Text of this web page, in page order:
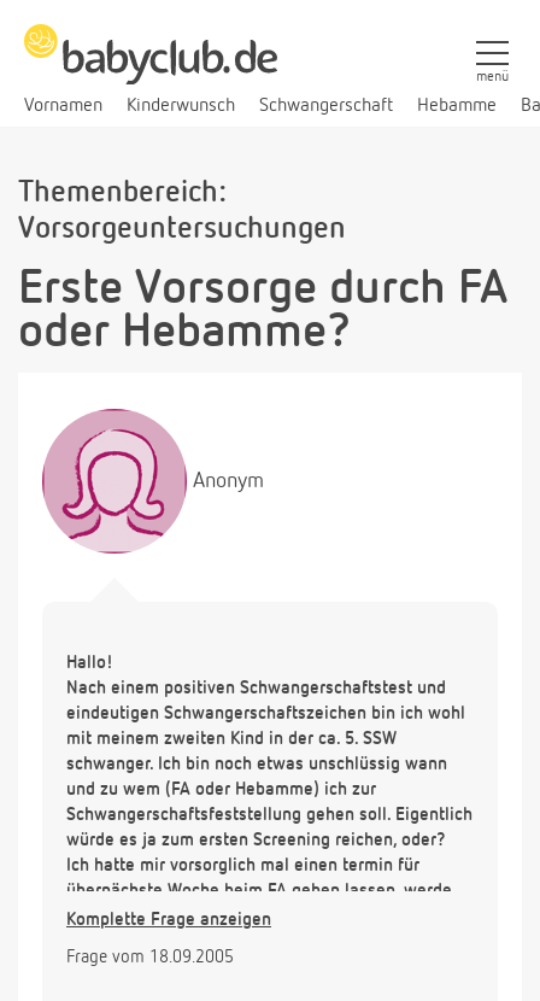
Vornamen Kinderwunsch Schwangerschaft Hebamme
menü
Themenbereich:
Vorsorgeuntersuchungen
Erste Vorsorge durch FA
oder Hebamme?
Anonym
Hallo!
Nach einem positiven Schwangerschaftstest und
eindeutigen Schwangerschaftszeichen bin ich wohl
mit meinem zweiten Kind in der ca. 5. SSW
schwanger. Ich bin noch etwas unschlüssig wann
und zu wem (FA oder Hebamme) ich zur
Schwangerschaftsfeststellung gehen soll. Eigentlich
würde es ja zum ersten Screening reichen, oder?
Ich hatte mir vorsorglich mal einen termin für
übernächste Woche beim FA geben lassen, werde
ihn aber evtl. wieder absagen und mich an eine
Schwangerschaftsfeststellung anstehen?
Komplette Frage anzeigen
Frage vom 18.09.2005